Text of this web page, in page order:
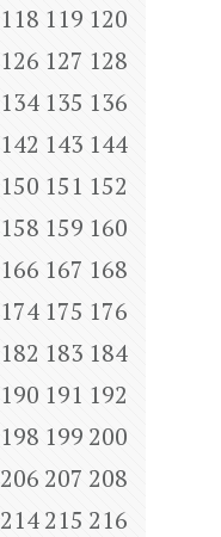
118 119 120
126 127 128
134 135 136
142 143 144
150 151 152
158 159 160
166 167 168
174 175 176
182 183 184
190 191 192
198 199 200
206 207 208
214215 216